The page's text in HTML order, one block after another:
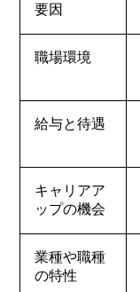
要因
職場環境
給与と待遇
キャリアア
ップの機会
業種や職種
の特性